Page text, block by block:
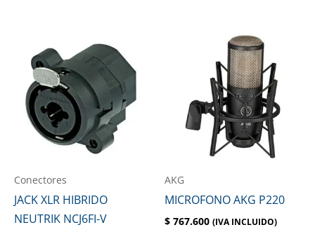
Conectores
JACK XLR HIBRIDO
NEUTRIK NCJ6FI-V
AKG
MICROFONO AKG P220
$ 767.600 (IVA INCLUIDO)